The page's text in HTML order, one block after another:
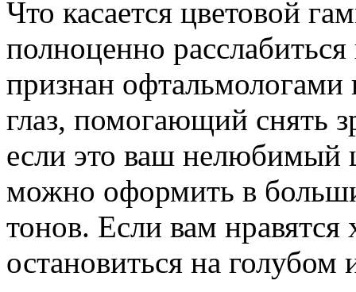
Что касается цветовой
полноценно
признан офтальмологами
глаз, помогающий снять
если это ваш нелюбимый
можно оформить в
тонов. Если вам
остановиться на голубом